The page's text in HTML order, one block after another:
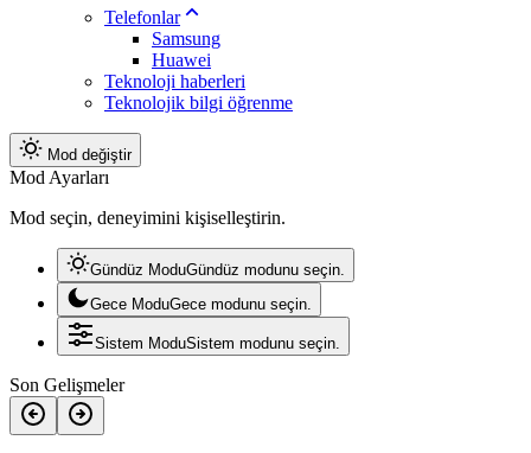
Telefonlar
Samsung
Huawei
Teknoloji haberleri
Teknolojik bilgi öğrenme
Mod değiştir
Mod Ayarları
Mod seçin, deneyimini kişiselleştirin.
Gündüz ModuGündüz modunu seçin.
Gece ModuGece modunu seçin.
Sistem ModuSistem modunu seçin.
Son Gelişmeler